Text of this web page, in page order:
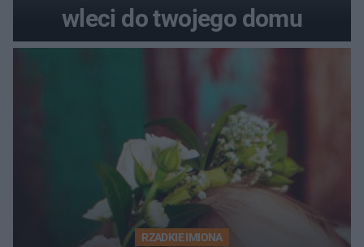
wleci do twojego domu
RZADKIE IMIONA